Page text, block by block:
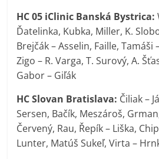
HC 05 iClinic Banská Bystrica:
Ďatelinka, Kubka, Miller, K.
Brejčák – Asselin, Faille, Tamáši
Zigo – R. Varga, T. Surový, A.
Gabor – Giľák
HC Slovan Bratislava: Čiliak –
Sersen, Bačík, Meszároš,
Červený, Rau, Řepík – Liška,
Lunter, Matúš Sukeľ, Virta –